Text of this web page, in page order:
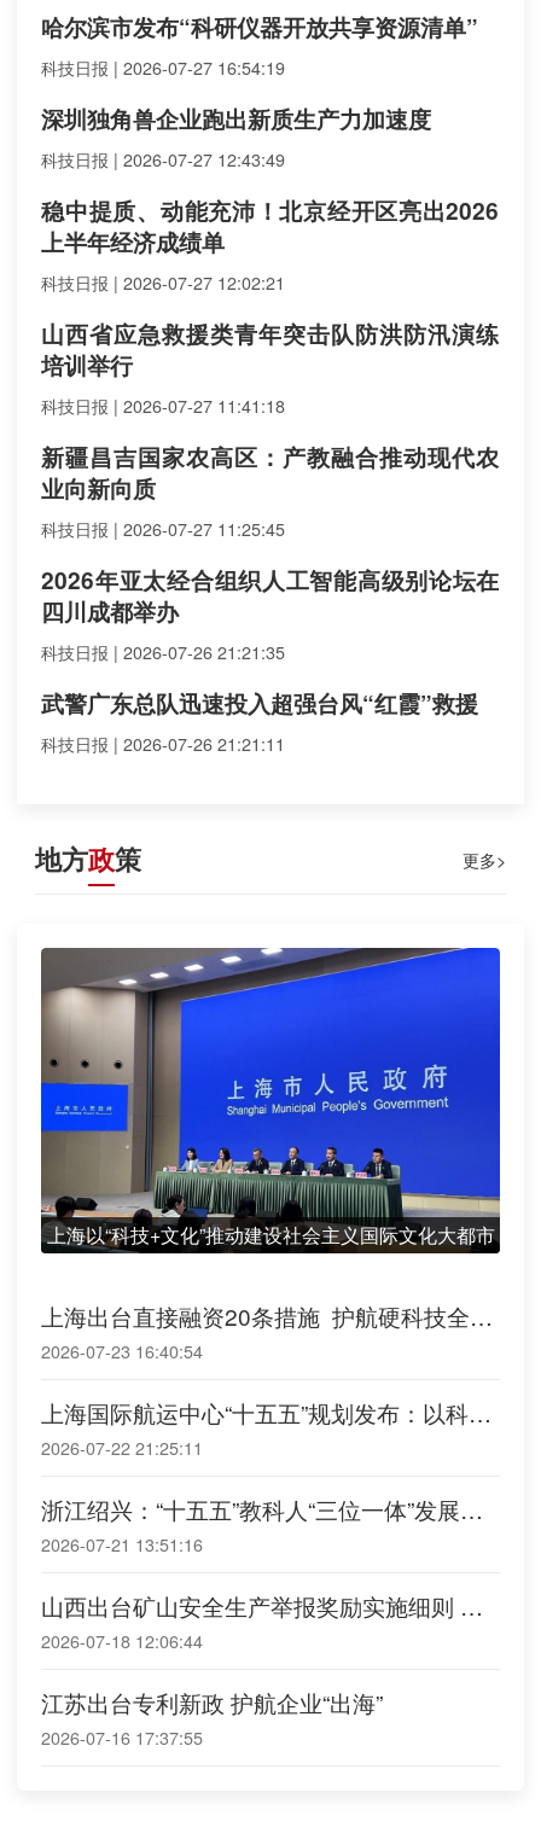
哈尔滨市发布“科研仪器开放共享资源清单”
科技日报 | 2026-07-27 16:54:19
深圳独角兽企业跑出新质生产力加速度
科技日报 | 2026-07-27 12:43:49
稳中提质、动能充沛！北京经开区亮出2026
上半年经济成绩单
科技日报 | 2026-07-27 12:02:21
山西省应急救援类青年突击队防洪防汛演练
培训举行
科技日报 | 2026-07-27 11:41:18
新疆昌吉国家农高区：产教融合推动现代农
业向新向质
科技日报 | 2026-07-27 11:25:45
2026年亚太经合组织人工智能高级别论坛在
四川成都举办
科技日报 | 2026-07-26 21:21:35
武警广东总队迅速投入超强台风“红霞”救援
科技日报 | 2026-07-26 21:21:11
地方政策 更多>
上海以“科技+文化”推动建设社会主义国际文化大都市
上海出台直接融资20条措施 护航硬科技全周
期成长
2026-07-23 16:40:54
上海国际航运中心“十五五”规划发布：以科技
重塑绿色智慧枢纽能级
2026-07-22 21:25:11
浙江绍兴：“十五五”教科人“三位一体”发展规
划发布 明确2030“四强城市”建设路径
2026-07-21 13:51:16
山西出台矿山安全生产举报奖励实施细则 金
额最高不超50万元
2026-07-18 12:06:44
江苏出台专利新政 护航企业“出海”
2026-07-16 17:37:55